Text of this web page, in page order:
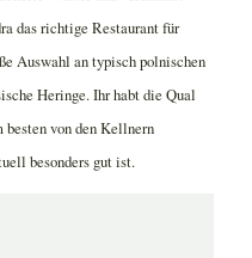
das richtige Restaurant für
Auswahl an typisch polnischen
Heringe. Ihr habt die Qual
besten von den Kellnern
besonders gut ist.